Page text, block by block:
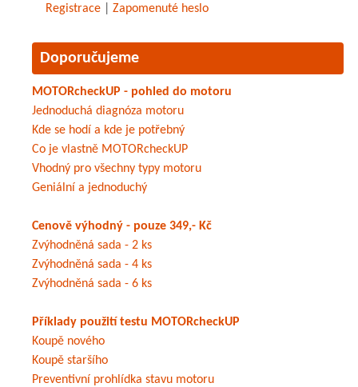
Registrace Zapomenuté heslo
Doporučujeme
MOTORcheckUP - pohled do motoru
Jednoduchá diagnóza motoru
Kde se hodí a kde je potřebný
Co je vlastně MOTORcheckUP
Vhodný pro všechny typy motoru
Geniální a jednoduchý
Cenově výhodný - pouze 349,- Kč
Zvýhodněná sada - 2 ks
Zvýhodněná sada - 4 ks
Zvýhodněná sada - 6 ks
Příklady použití testu MOTORcheckUP
Koupě nového
Koupě staršího
Preventivní prohlídka stavu motoru